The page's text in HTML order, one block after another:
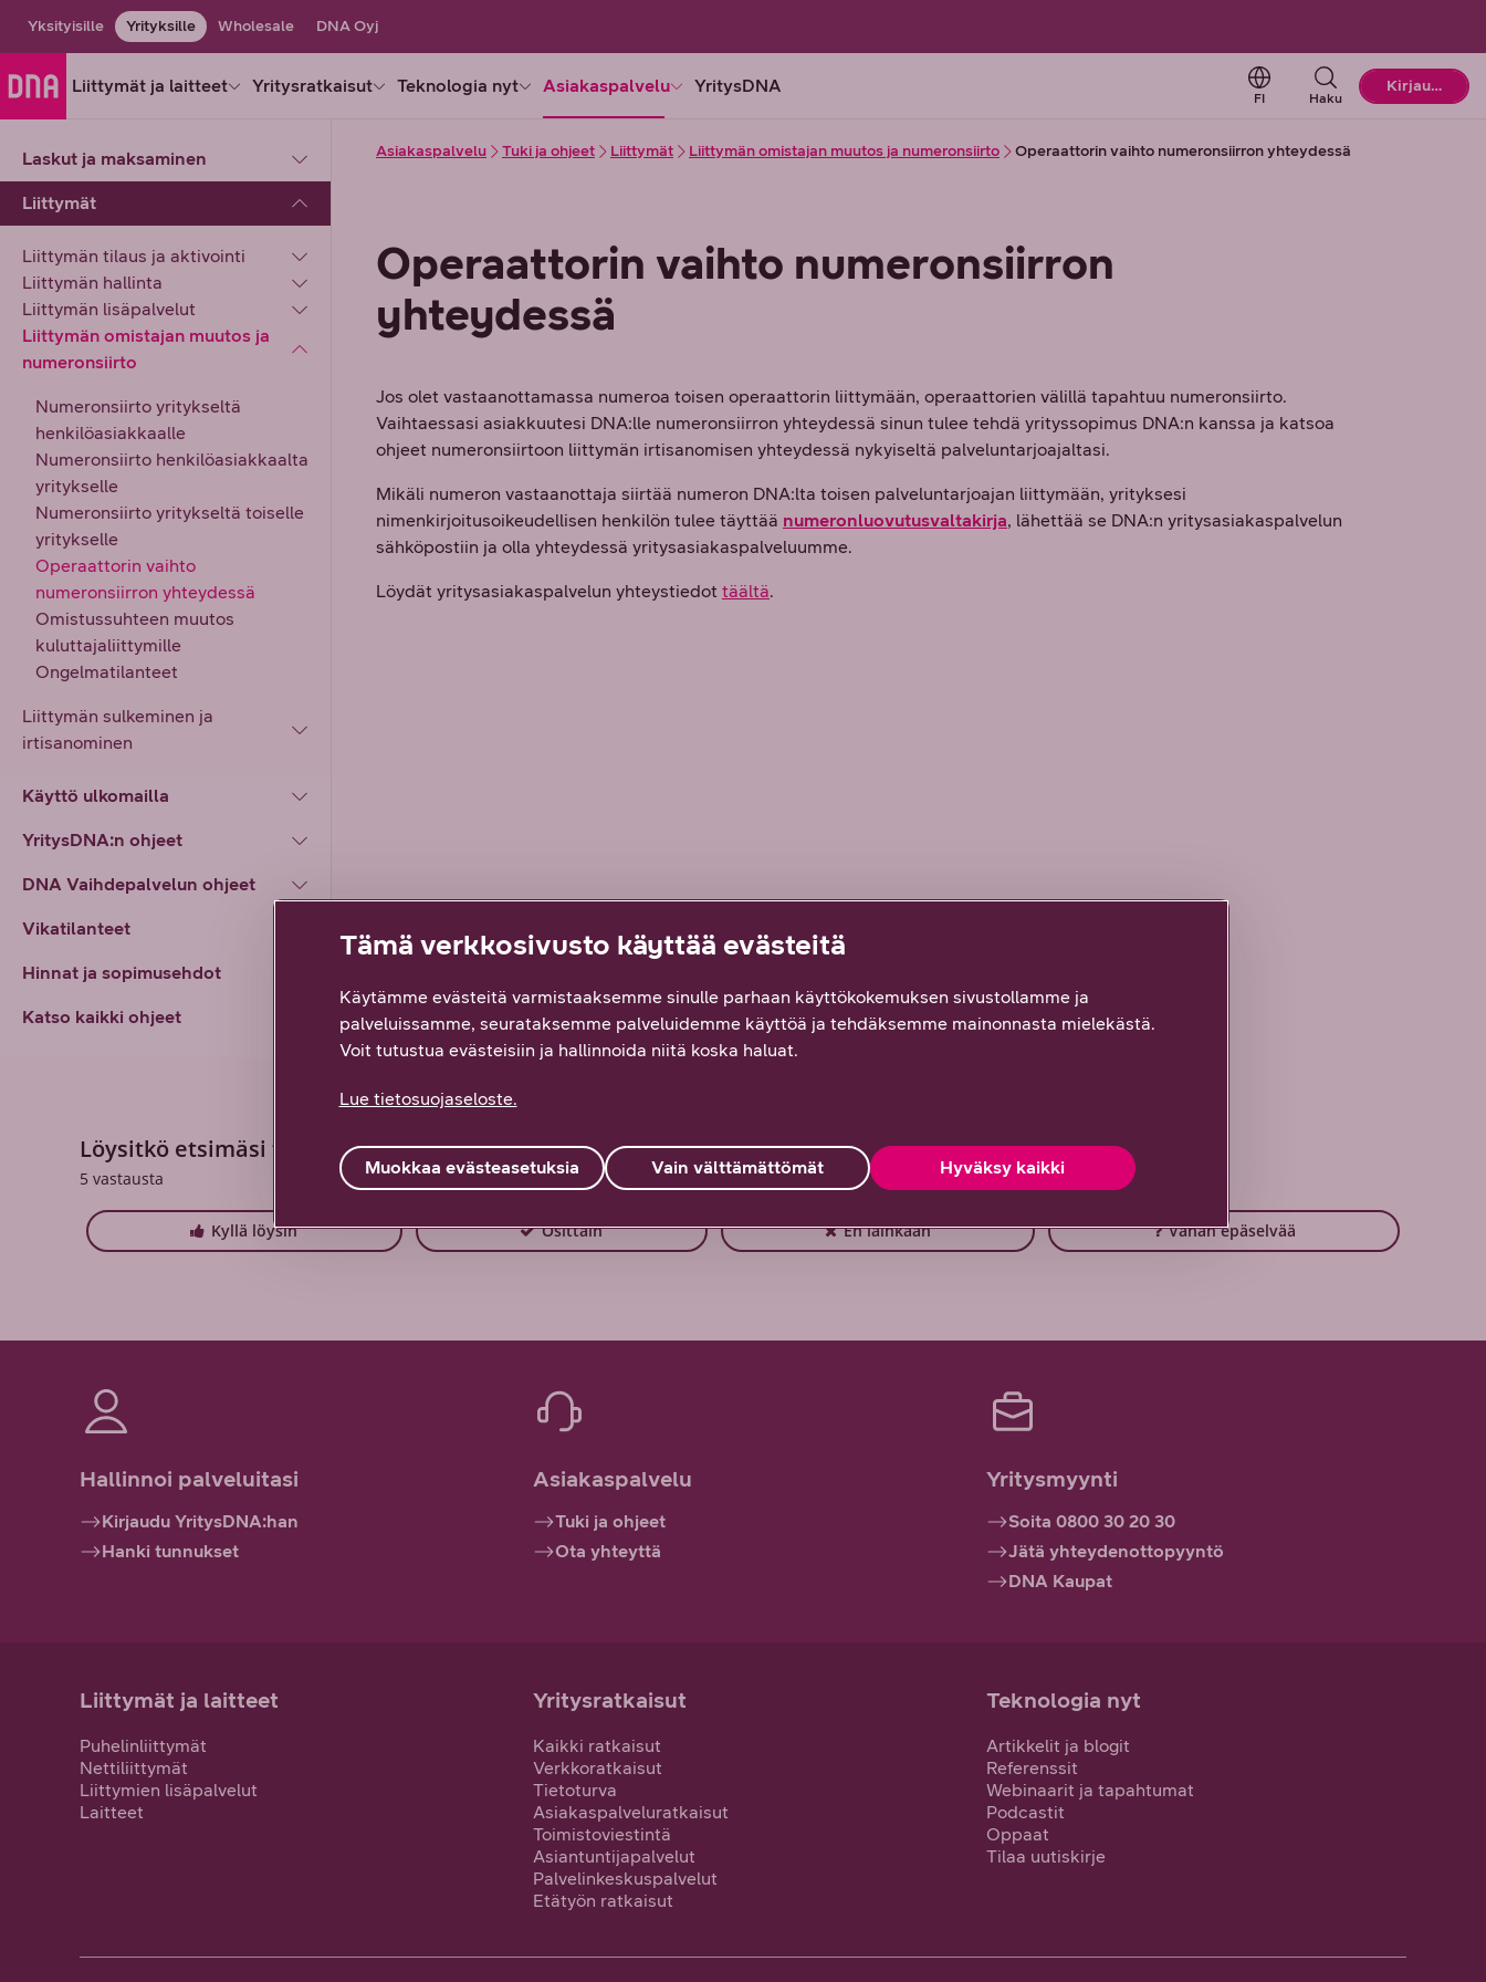
Yksityisille Yrityksille Wholesale DNA Oyj
Liittymät ja laitteet Yritysratkaisut Teknologia nyt Asiakaspalvelu YritysDNA
Change language. Current
FI Haku
Kirjaudu
Laskut ja maksaminen
Liittymät
Liittymän tilaus ja aktivointi
Liittymän hallinta
Liittymän lisäpalvelut
Liittymän omistajan muutos ja
numeronsiirto
Numeronsiirto yritykseltä
henkilöasiakkaalle
Numeronsiirto henkilöasiakkaalta
yritykselle
Numeronsiirto yritykseltä toiselle
yritykselle
Operaattorin vaihto
numeronsiirron yhteydessä
Omistussuhteen muutos
kuluttajaliittymille
Ongelmatilanteet
Liittymän sulkeminen ja
irtisanominen
Käyttö ulkomailla
YritysDNA:n ohjeet
DNA Vaihdepalvelun ohjeet
Vikatilanteet
Hinnat ja sopimusehdot
Katso kaikki ohjeet
Asiakaspalvelu Tuki ja ohjeet Liittymät Liittymän omistajan muutos ja numeronsiirto Operaattorin vaihto numeronsiirron yhteydessä
Operaattorin vaihto numeronsiirron
yhteydessä
Jos olet vastaanottamassa numeroa toisen operaattorin liittymään, operaattorien välillä tapahtuu numeronsiirto.
Vaihtaessasi asiakkuutesi DNA:lle numeronsiirron yhteydessä sinun tulee tehdä yrityssopimus DNA:n kanssa ja katsoa
ohjeet numeronsiirtoon liittymän irtisanomisen yhteydessä nykyiseltä palveluntarjoajaltasi.
Mikäli numeron vastaanottaja siirtää numeron DNA:lta toisen palveluntarjoajan liittymään, yrityksesi
nimenkirjoitusoikeudellisen henkilön tulee täyttää numeronluovutusvaltakirja, lähettää se DNA:n yritysasiakaspalvelun
sähköpostiin ja olla yhteydessä yritysasiakaspalveluumme.
Löydät yritysasiakaspalvelun yhteystiedot täältä.
Löysitkö etsimäsi tiedon tältä sivulta? Palautteesi on tärkeää!
5 vastausta
Kyllä löysin Osittain En lainkaan Vähän epäselvää
Hallinnoi palveluitasi
Kirjaudu YritysDNA:han
Hanki tunnukset
Asiakaspalvelu
Tuki ja ohjeet
Ota yhteyttä
Yritysmyynti
Soita 0800 30 20 30
Jätä yhteydenottopyyntö
DNA Kaupat
Liittymät ja laitteet
Puhelinliittymät
Nettiliittymät
Liittymien lisäpalvelut
Laitteet
Yritysratkaisut
Kaikki ratkaisut
Verkkoratkaisut
Tietoturva
Asiakaspalveluratkaisut
Toimistoviestintä
Asiantuntijapalvelut
Palvelinkeskuspalvelut
Etätyön ratkaisut
Teknologia nyt
Artikkelit ja blogit
Referenssit
Webinaarit ja tapahtumat
Podcastit
Oppaat
Tilaa uutiskirje
Tämä verkkosivusto käyttää evästeitä
Käytämme evästeitä varmistaaksemme sinulle parhaan käyttökokemuksen sivustollamme ja
palveluissamme, seurataksemme palveluidemme käyttöä ja tehdäksemme mainonnasta mielekästä.
Voit tutustua evästeisiin ja hallinnoida niitä koska haluat.
Lue tietosuojaseloste.
Vain välttämättömät Hyväksy kaikki
Muokkaa evästeasetuksia